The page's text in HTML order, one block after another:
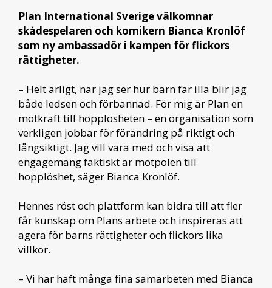
Plan International Sverige välkomnar
skådespelaren och komikern Bianca Kronlöf
som ny ambassadör i kampen för flickors
rättigheter.
– Helt ärligt, när jag ser hur barn far illa blir jag
både ledsen och förbannad. För mig är Plan en
motkraft till hopplösheten – en organisation som
verkligen jobbar för förändring på riktigt och
långsiktigt. Jag vill vara med och visa att
engagemang faktiskt är motpolen till
hopplöshet, säger Bianca Kronlöf.
Hennes röst och plattform kan bidra till att fler
får kunskap om Plans arbete och inspireras att
agera för barns rättigheter och flickors lika
villkor.
– Vi har haft många fina samarbeten med Bianca